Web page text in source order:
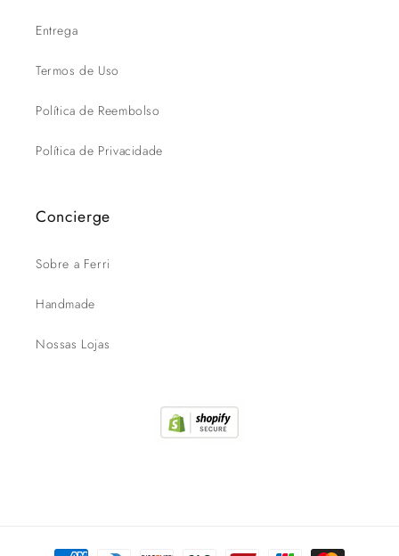
Entrega
Termos de Uso
Política de Reembolso
Política de Privacidade
Concierge
Sobre a Ferri
Handmade
Nossas Lojas
Formas